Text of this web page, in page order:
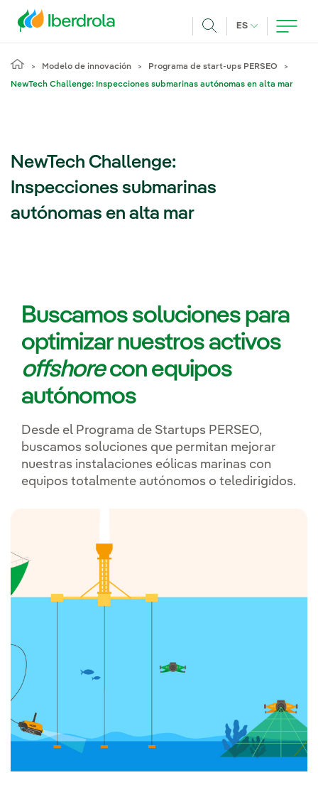
ES IDIOMA
Modelo de innovación Programa de start-ups PERSEO
NewTech Challenge: Inspecciones submarinas autónomas en alta mar
NewTech Challenge:
Inspecciones submarinas
autónomas en alta mar
Buscamos soluciones para
optimizar nuestros activos
offshorecon equipos
autónomos
Desde el Programa de Startups PERSEO,
buscamos soluciones que permitan mejorar
nuestras instalaciones eólicas marinas con
equipos totalmente autónomos o teledirigidos.